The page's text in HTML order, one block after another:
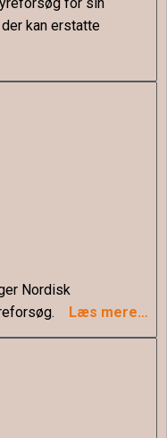
kan erstatte
Nordisk
Læs mere…